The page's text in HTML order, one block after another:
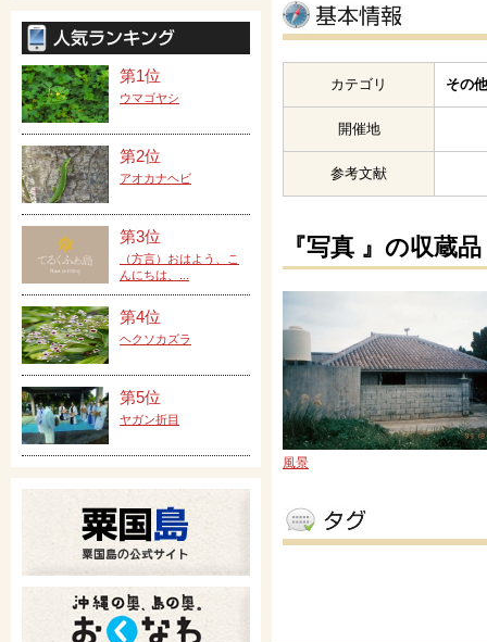
カテゴリ その
開催地
参考文献
『写真 』の収蔵品
風景
第1位
ウマゴヤシ
第2位
アオカナヘビ
第3位
（方言）おはよう、こ
んにちは、...
第4位
ヘクソカズラ
第5位
ヤガン折目